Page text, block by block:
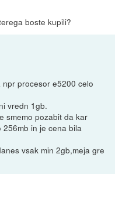
boste kupili?
procesor e5200 celo
vredn 1gb.
smemo pozabit da kar
in je cena bila
vsak min 2gb,meja gre